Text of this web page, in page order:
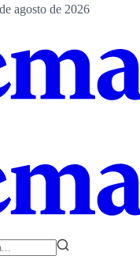
agosto de 2026